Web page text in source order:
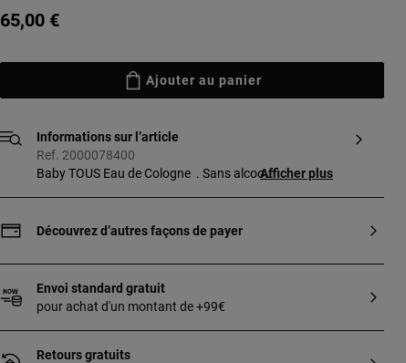
65,00 €
Ajouter au panier
Informations sur l’article
Ref. 2000078400
Baby TOUS Eau de Cologne . Sans alcool.Afficher plus
Découvrez d’autres façons de payer
Envoi standard gratuit
pour achat d'un montant de +99€
Retours gratuits